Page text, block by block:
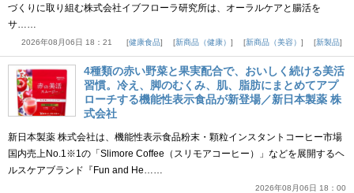
づくりに取り組む株式会社イブフローラ研究所は、オーラルケアと腸活を
サ……
2026年08月06日 18：21 健康食品 新商品（健康） 新商品（美容） 新製品
4種類の赤い野菜と果実配合で、おいしく続ける美活
習慣。冷え、脚のむくみ、肌、脂肪にまとめてアプ
ローチする機能性表示食品が新登場／新日本製薬 株
式会社
新日本製薬 株式会社は、機能性表示食品粉末・顆粒インスタントコーヒー市場
国内売上No.1※1の「Slimore Coffee（スリモアコーヒー）」などを展開するヘ
ルスケアブランド『Fun and He……
2026年08月06日 18：00